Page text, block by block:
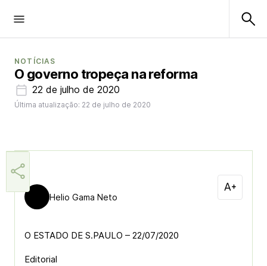
NOTÍCIAS
O governo tropeça na reforma
22 de julho de 2020
Última atualização: 22 de julho de 2020
Helio Gama Neto
O ESTADO DE S.PAULO – 22/07/2020
Editorial